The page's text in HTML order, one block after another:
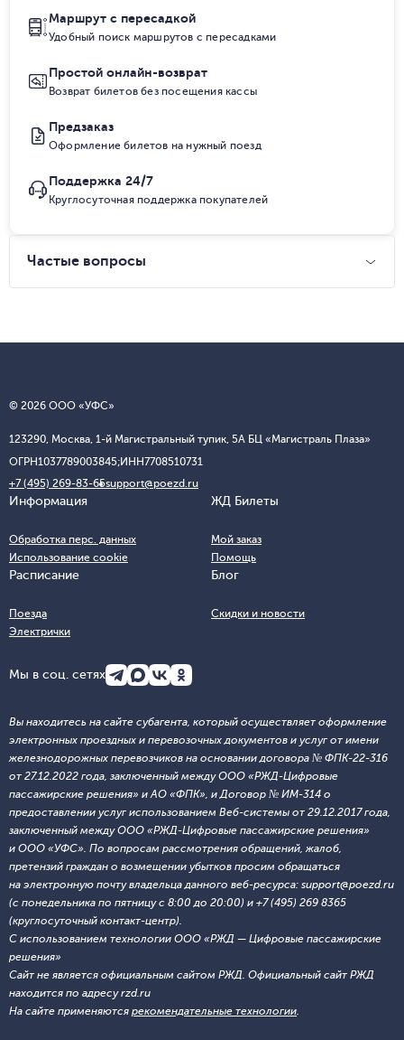
Маршрут с пересадкой
Удобный поиск маршрутов с пересадками
Простой онлайн-возврат
Возврат билетов без посещения кассы
Предзаказ
Оформление билетов на нужный поезд
Поддержка 24/7
Круглосуточная поддержка покупателей
Частые вопросы
© 2026 ООО «УФС»
123290, Москва, 1-й Магистральный тупик, 5А БЦ «Магистраль Плаза»
ОГРН1037789003845;ИНН7708510731
+7 (495) 269-83-65support@poezd.ru
Информация
Обработка перс. данных
Использование cookie
ЖД Билеты
Мой заказ
Помощь
Расписание
Поезда
Электрички
Блог
Скидки и новости
Мы в соц. сетях
Вы находитесь на сайте субагента, который осуществляет оформление
электронных проездных и перевозочных документов и услуг от имени
железнодорожных перевозчиков на основании договора № ФПК-22-316
от 27.12.2022 года, заключенный между ООО «РЖД-Цифровые
пассажирские решения» и АО «ФПК», и Договор № ИМ-314 о
предоставлении услуг использованием Веб-системы от 29.12.2017 года,
заключенный между ООО «РЖД-Цифровые пассажирские решения»
и ООО «УФС». По вопросам рассмотрения обращений, жалоб,
претензий граждан о возмещении убытков просим обращаться
на электронную почту владельца данного веб-ресурса: support@poezd.ru
(с понедельника по пятницу с 8:00 до 20:00) и +7 (495) 269 8365
(круглосуточный контакт-центр).
С использованием технологии ООО «РЖД — Цифровые пассажирские
решения»
Сайт не является официальным сайтом РЖД. Официальный сайт РЖД
находится по адресу rzd.ru
На сайте применяются рекомендательные технологии.